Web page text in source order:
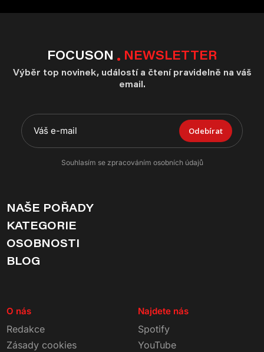
FOCUSON NEWSLETTER
Výběr top novinek, událostí a čtení pravidelně na váš
email.
Odebírat
Souhlasím se zpracováním osobních údajů
NAŠE POŘADY
KATEGORIE
OSOBNOSTI
BLOG
O nás
Redakce
Zásady cookies
Najdete nás
Spotify
YouTube